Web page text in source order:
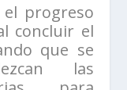
progreso
concluir el
que se
las